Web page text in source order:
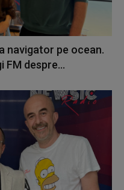
navigator pe ocean.
FM despre...